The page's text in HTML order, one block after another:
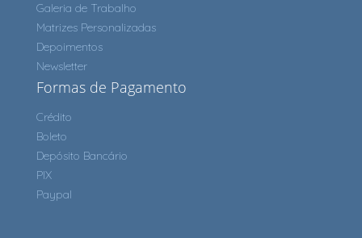
Galeria de Trabalho
Matrizes Personalizadas
Depoimentos
Newsletter
Formas de Pagamento
Crédito
Boleto
Depósito Bancário
PIX
Paypal